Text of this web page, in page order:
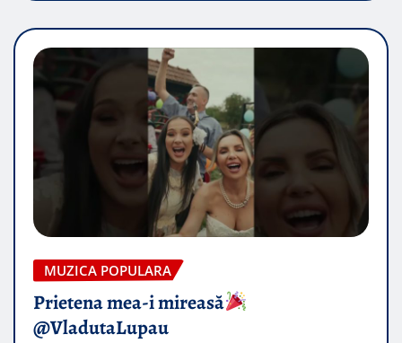
MUZICA POPULARA
Prietena mea-i mireasă​
@VladutaLupau